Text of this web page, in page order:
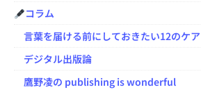
コラム
言葉を届ける前にしておきたい12のケア
デジタル出版論
鷹野凌の publishing is wonderful